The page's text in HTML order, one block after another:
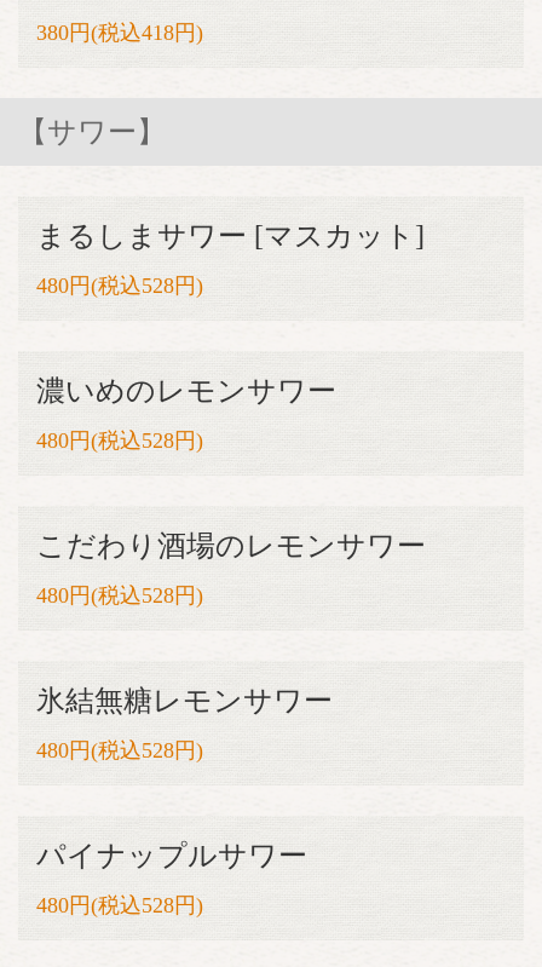
380円(税込418円)
【サワー】
まるしまサワー [マスカット]
480円(税込528円)
濃いめのレモンサワー
480円(税込528円)
こだわり酒場のレモンサワー
480円(税込528円)
氷結無糖レモンサワー
480円(税込528円)
パイナップルサワー
480円(税込528円)